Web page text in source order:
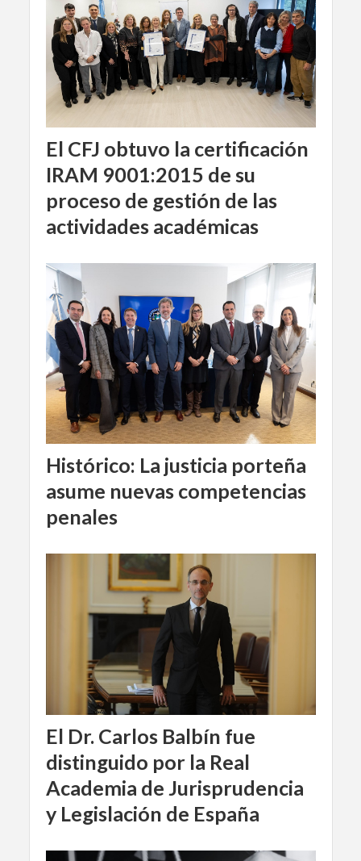
El CFJ obtuvo la certificación
IRAM 9001:2015 de su
proceso de gestión de las
actividades académicas
Histórico: La justicia porteña
asume nuevas competencias
penales
El Dr. Carlos Balbín fue
distinguido por la Real
Academia de Jurisprudencia
y Legislación de España